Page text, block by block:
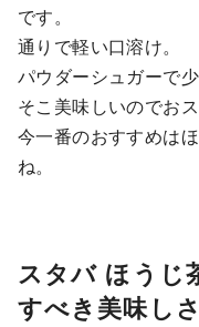
です。
通りで軽い口溶け。
パウダーシュガーで
そこ美味しいのでおス
今一番のおすすめは
ね。
スタバ ほうじ
すべき美味し